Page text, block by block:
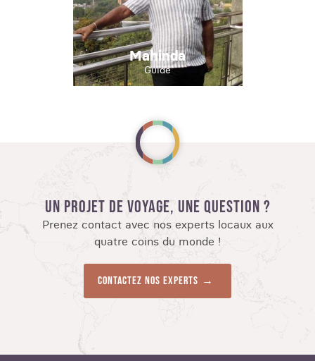
Mahinda
Guide
UN PROJET DE VOYAGE, UNE QUESTION ?
Prenez contact avec nos experts locaux aux
quatre coins du monde !
Contactez nos experts